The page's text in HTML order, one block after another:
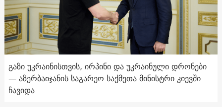
გაზი უკრაინისთვის, ირპინი და უკრაინული დრონები
— აზერბაიჯანის საგარეო საქმეთა მინისტრი კიევში
ჩავიდა